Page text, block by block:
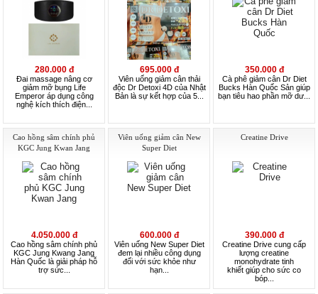
280.000 đ
Đai massage nâng cơ
giảm mỡ bụng Life
Emperor áp dụng công
nghệ kích thích điện...
695.000 đ
Viên uống giảm cân thải
độc Dr Detoxi 4D của Nhật
Bản là sự kết hợp của 5...
350.000 đ
Cà phê giảm cân Dr Diet
Bucks Hàn Quốc Sản giúp
bạn tiêu hao phần mỡ dư...
Cao hồng sâm chính phủ
KGC Jung Kwan Jang
4.050.000 đ
Cao hồng sâm chính phủ
KGC Jung Kwang Jang
Hàn Quốc là giải pháp hỗ
trợ sức...
Viên uống giảm cân New
Super Diet
600.000 đ
Viên uống New Super Diet
đem lại nhiều công dụng
đối với sức khỏe như
hạn...
Creatine Drive
390.000 đ
Creatine Drive cung cấp
lượng creatine
monohydrate tinh
khiết giúp cho sức co
bóp...